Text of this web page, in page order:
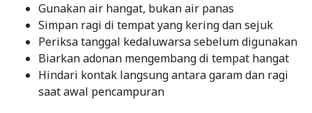
Gunakan air hangat, bukan air panas
Simpan ragi di tempat yang kering dan sejuk
Periksa tanggal kedaluwarsa sebelum digunakan
Biarkan adonan mengembang di tempat hangat
Hindari kontak langsung antara garam dan ragi
saat awal pencampuran